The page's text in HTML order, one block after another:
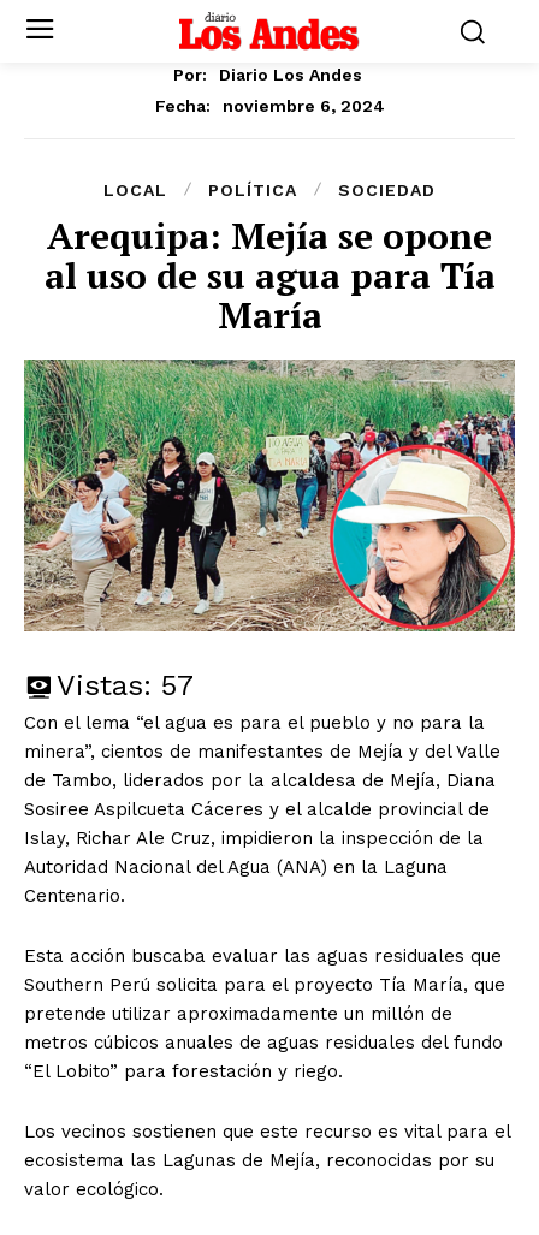
Por:
Diario Los Andes
Fecha:
noviembre 6, 2024
LOCAL POLÍTICA SOCIEDAD
Arequipa: Mejía se opone
al uso de su agua para Tía
María
Vistas: 57
Con el lema “el agua es para el pueblo y no para la
minera”, cientos de manifestantes de Mejía y del Valle
de Tambo, liderados por la alcaldesa de Mejía, Diana
Sosiree Aspilcueta Cáceres y el alcalde provincial de
Islay, Richar Ale Cruz, impidieron la inspección de la
Autoridad Nacional del Agua (ANA) en la Laguna
Centenario.
Esta acción buscaba evaluar las aguas residuales que
Southern Perú solicita para el proyecto Tía María, que
pretende utilizar aproximadamente un millón de
metros cúbicos anuales de aguas residuales del fundo
“El Lobito” para forestación y riego.
Los vecinos sostienen que este recurso es vital para el
ecosistema las Lagunas de Mejía, reconocidas por su
valor ecológico.